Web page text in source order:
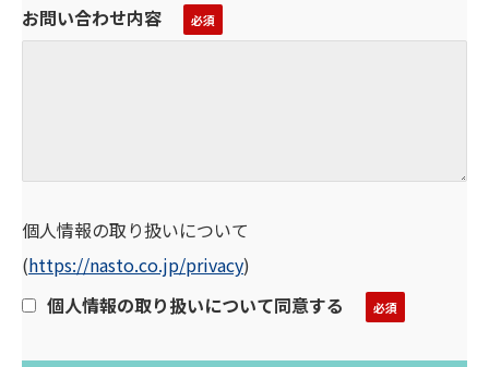
お問い合わせ内容
個人情報の取り扱いについて
(https://nasto.co.jp/privacy)
個人情報の取り扱いについて同意する